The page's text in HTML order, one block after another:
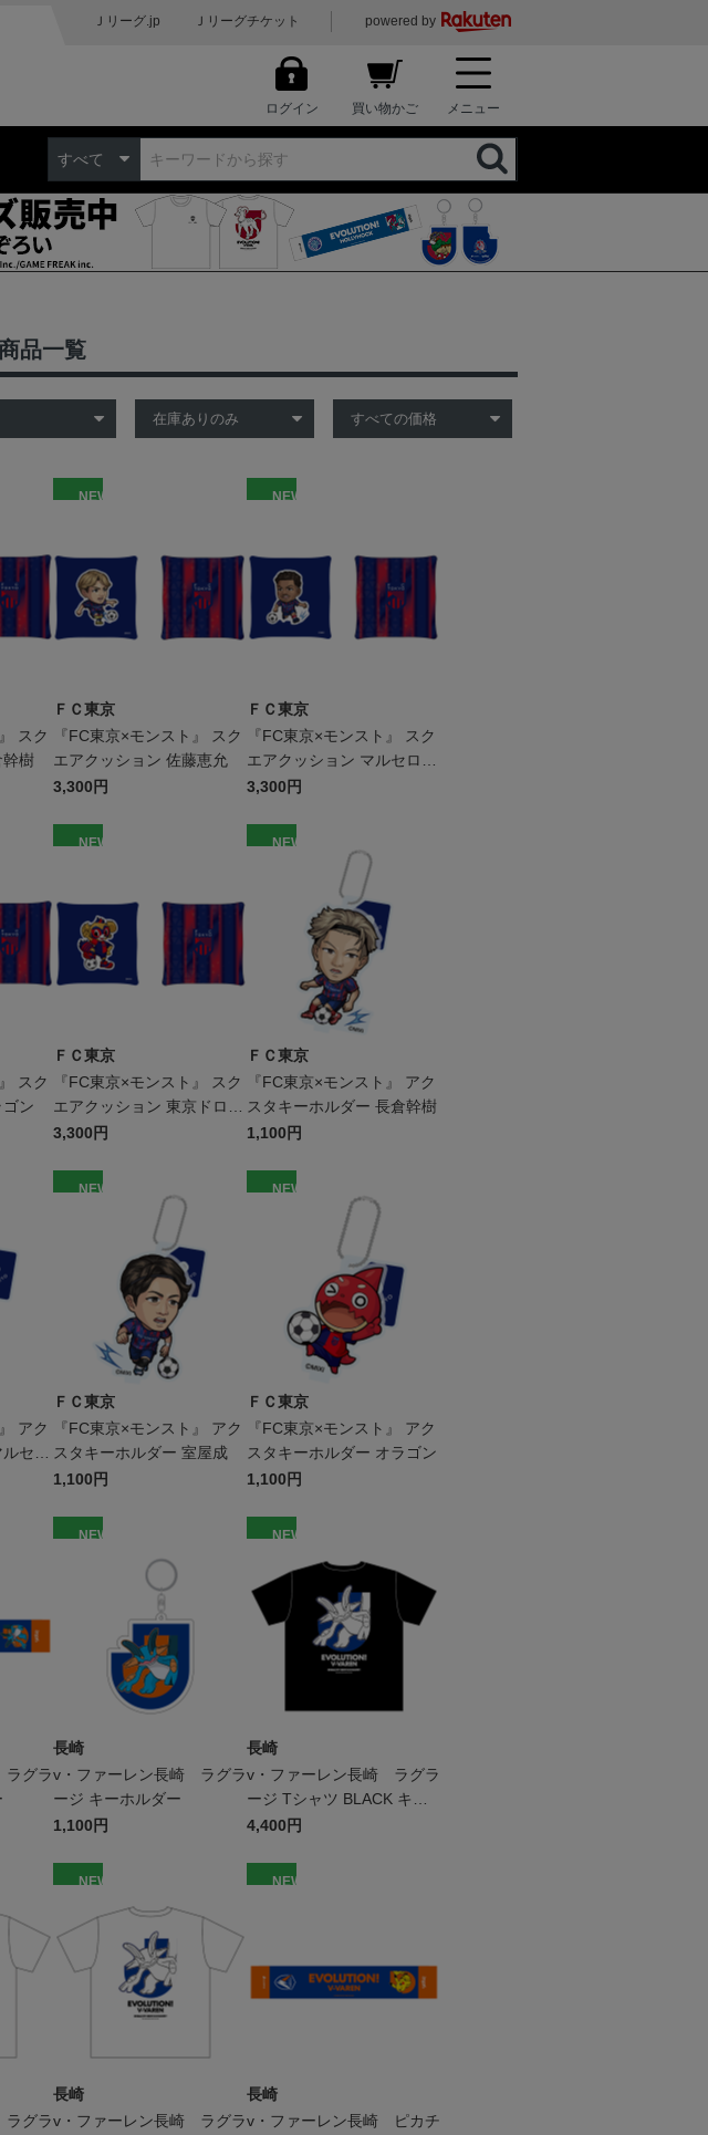
Ｊリーグ.jp Ｊリーグチケット powered by
ログイン 買い物かご メニュー
すべて
品一覧
スク
幹樹
NEW
ＦＣ東京
『FC東京×モンスト』 スク
エアクッション 佐藤恵允
3,300円
NEW
ＦＣ東京
『FC東京×モンスト』 スク
エアクッション マルセロ
ヒアン
3,300円
スク
ン
NEW
ＦＣ東京
『FC東京×モンスト』 スク
エアクッション 東京ドロン
パ
3,300円
NEW
ＦＣ東京
『FC東京×モンスト』 アク
スタキーホルダー 長倉幹樹
1,100円
アク
セロ
NEW
ＦＣ東京
『FC東京×モンスト』 アク
スタキーホルダー 室屋成
1,100円
NEW
ＦＣ東京
『FC東京×モンスト』 アク
スタキーホルダー オラゴン
1,100円
グラ
NEW
長崎
v・ファーレン長崎 ラグラ
ージ キーホルダー
1,100円
NEW
長崎
v・ファーレン長崎 ラグラ
ージ Tシャツ BLACK キッ
ズ
4,400円
グラ
NEW
長崎
v・ファーレン長崎 ラグラ
NEW
長崎
v・ファーレン長崎 ピカチ